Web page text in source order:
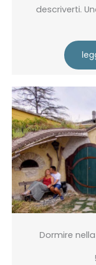
descriverti.
Dormire